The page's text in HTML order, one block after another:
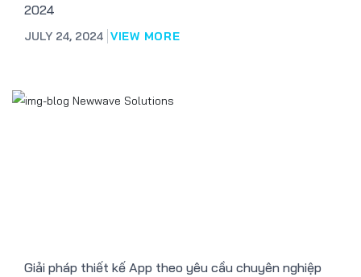
2024
JULY 24, 2024 VIEW MORE
Giải pháp thiết kế App theo yêu cầu chuyên nghiệp